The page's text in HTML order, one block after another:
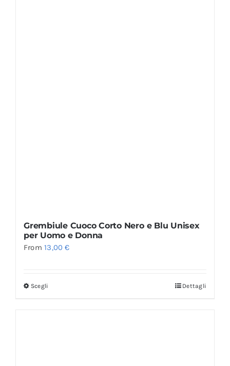
Grembiule Cuoco Corto Nero e Blu Unisex
per Uomo e Donna
From13,00€
Scegli Dettagli